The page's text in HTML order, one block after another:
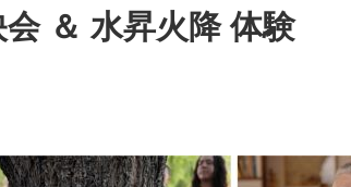
＆ 水昇火降 体験